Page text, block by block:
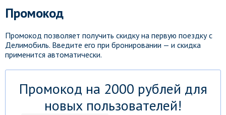
Промокод
Промокод позволяет получить скидку на первую поездку с
Делимобиль. Введите его при бронировании — и скидка
применится автоматически.
Промокод на 2000 рублей для
новых пользователей!